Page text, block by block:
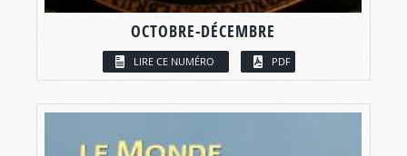
OCTOBRE-DÉCEMBRE
LIRE CE NUMÉRO PDF